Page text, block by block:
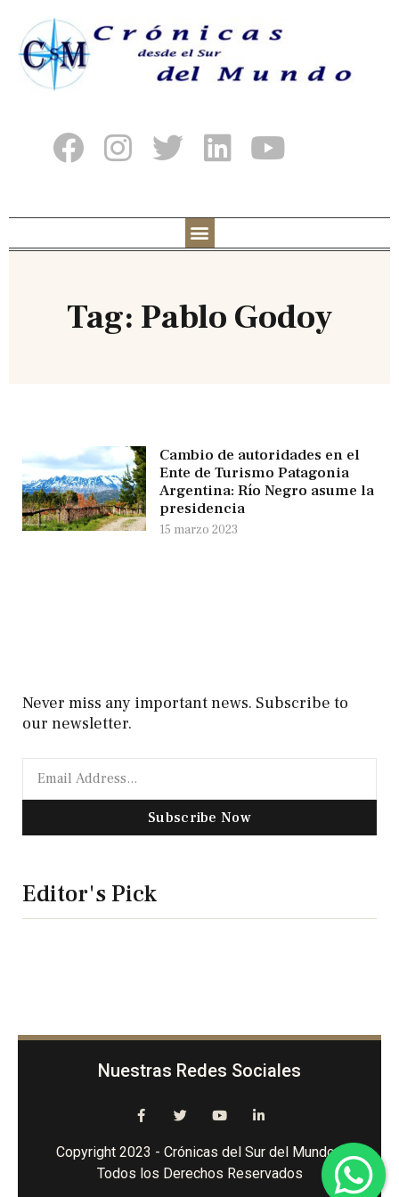
Tag: Pablo Godoy
Cambio de autoridades en el
Ente de Turismo Patagonia
Argentina: Río Negro asume la
presidencia
15 marzo 2023
Never miss any important news. Subscribe to
our newsletter.
Subscribe Now
Editor's Pick
Nuestras Redes Sociales
Copyright 2023 - Crónicas del Sur del Mundo -
Todos los Derechos Reservados